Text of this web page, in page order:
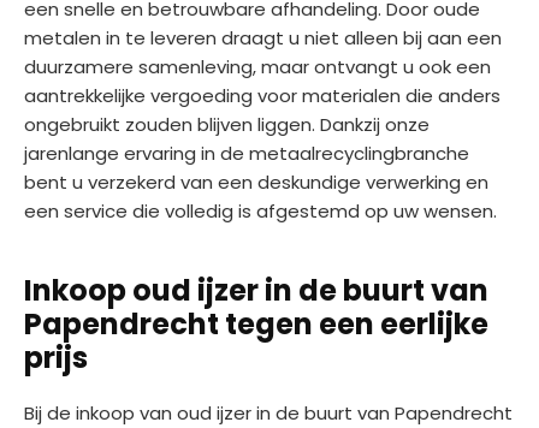
een snelle en betrouwbare afhandeling. Door oude
metalen in te leveren draagt u niet alleen bij aan een
duurzamere samenleving, maar ontvangt u ook een
aantrekkelijke vergoeding voor materialen die anders
ongebruikt zouden blijven liggen. Dankzij onze
jarenlange ervaring in de metaalrecyclingbranche
bent u verzekerd van een deskundige verwerking en
een service die volledig is afgestemd op uw wensen.
Inkoop oud ijzer in de buurt van
Papendrecht tegen een eerlijke
prijs
Bij de inkoop van oud ijzer in de buurt van Papendrecht